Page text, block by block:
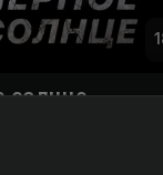
солнце